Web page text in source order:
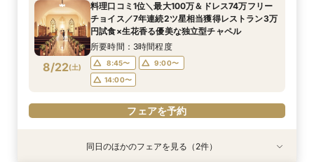
8/21(金)
12:00〜
14:00〜
16:00〜
18:00〜
フェアを予約
8/22(土)
料理口コミ1位＼最大100万＆ドレス74万フリー
チョイス／7年連続2ツ星相当獲得レストラン3万
円試食×生花香る優美な独立型チャペル
所要時間：3時間程度
8:45〜
9:00〜
14:00〜
フェアを予約
同日のほかのフェアを見る（2件）